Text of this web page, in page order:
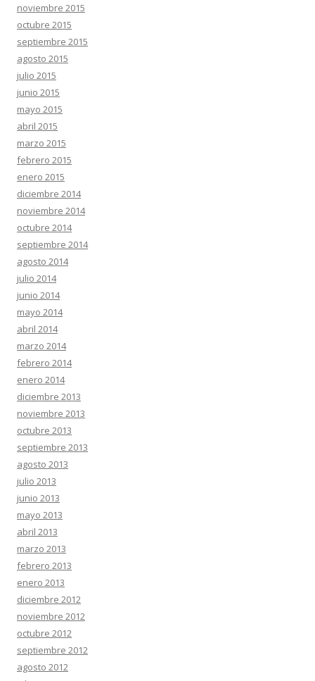
noviembre 2015
octubre 2015
septiembre 2015
agosto 2015
julio 2015
junio 2015
mayo 2015
abril 2015
marzo 2015
febrero 2015
enero 2015
diciembre 2014
noviembre 2014
octubre 2014
septiembre 2014
agosto 2014
julio 2014
junio 2014
mayo 2014
abril 2014
marzo 2014
febrero 2014
enero 2014
diciembre 2013
noviembre 2013
octubre 2013
septiembre 2013
agosto 2013
julio 2013
junio 2013
mayo 2013
abril 2013
marzo 2013
febrero 2013
enero 2013
diciembre 2012
noviembre 2012
octubre 2012
septiembre 2012
agosto 2012